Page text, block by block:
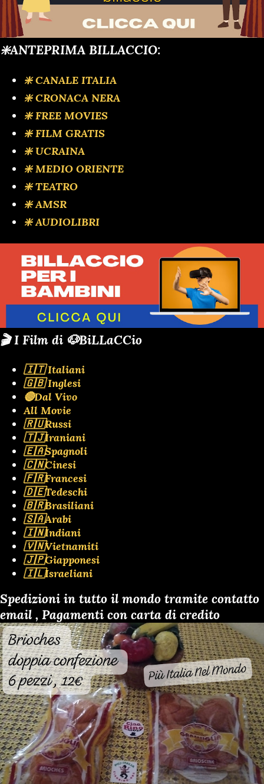
❇️ANTEPRIMA BILLACCIO:
❇️ CANALE ITALIA
❇️ CRONACA NERA
❇️ FREE MOVIES
❇️ FILM GRATIS
❇️ UCRAINA
❇️ MEDIO ORIENTE
❇️ TEATRO
❇️ AMSR
❇️ AUDIOLIBRI
🎬 I Film di 🐶BiLLaCCio
🇮🇹 Italiani
🇬🇧 Inglesi
🔴Dal Vivo
All Movie
🇷🇺Russi
🇹🇯Iraniani
🇪🇦Spagnoli
🇨🇳Cinesi
🇫🇷Francesi
🇩🇪Tedeschi
🇧🇷Brasiliani
🇸🇦Arabi
🇮🇳Indiani
🇻🇳Vietnamiti
🇯🇵Giapponesi
🇮🇱Israeliani
Spedizioni in tutto il mondo tramite contatto
email , Pagamenti con carta di credito